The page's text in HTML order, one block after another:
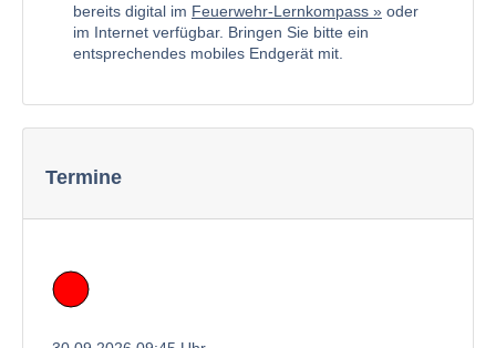
bereits digital im Feuerwehr-Lernkompass
oder
im Internet verfügbar. Bringen Sie bitte ein
entsprechendes mobiles Endgerät mit.
Termine